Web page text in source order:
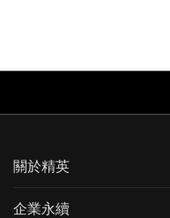
關於精英
企業永續